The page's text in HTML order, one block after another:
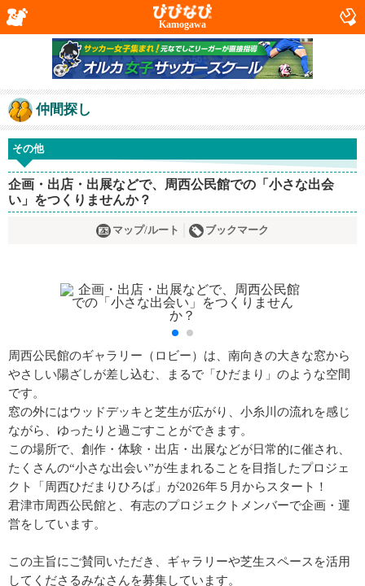
Kamogawa
仲間探し
その他
企画・出店・出展などで、周西公民館での「小さな出会
い」をつくりませんか？
マップ/ルート ブックマーク
周西公民館のギャラリー（ロビー）は、南向きの大きな窓から
やさしい陽ざしが差し込む、まるで「ひだまり」のような空間
です。
窓の外にはウッドデッキと芝生が広がり、小糸川の流れを感じ
ながら、ゆったりと過ごすことができます。
この場所で、創作・体験・出店・出展などが日常的に催され、
たくさんの“小さな出会い”が生まれることを目指したプロジェ
クト「周西ひだまりひろば」が2026年５月からスタート！
君津市周西公民館と、有志のプロジェクトメンバーで企画・運
営をしています。
この主旨にご賛同いただき、ギャラリーや芝生スペースを活用
してくださるみなさんを募集しています。